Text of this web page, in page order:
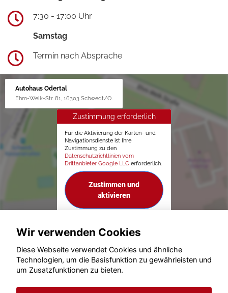
7:30 - 17:00 Uhr
Samstag
Termin nach Absprache
Autohaus Odertal
Ehm-Welk-Str. 81, 16303 Schwedt/O.
Zustimmung erforderlich
Für die Aktivierung der Karten- und
Navigationsdienste ist Ihre
Zustimmung zu den
Datenschutzrichtlinien vom
Drittanbieter Google LLC erforderlich.
Zustimmen und
aktivieren
© konjunkturmotor.de GmbH 2020 - 2026
Wir verwenden Cookies
Diese Webseite verwendet Cookies und ähnliche
Technologien, um die Basisfunktion zu gewährleisten und
um Zusatzfunktionen zu bieten.